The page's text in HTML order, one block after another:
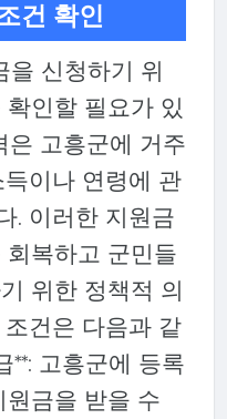
건 확인
을 신청하기 위
인할 필요가 있
은 고흥군에 거주
이나 연령에 관
. 이러한 지원금
복하고 군민들
위한 정책적 의
건은 다음과 같
**: 고흥군에 등록
금을 받을 수